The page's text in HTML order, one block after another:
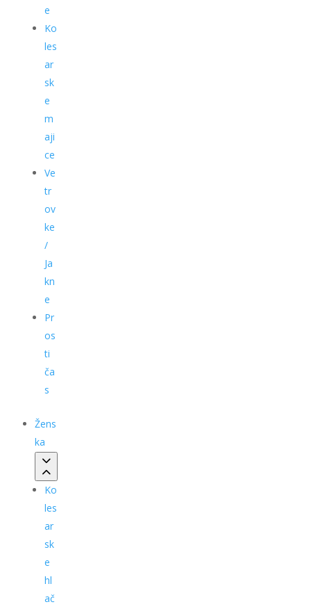
e
Ko
les
ar
sk
e
m
aji
ce
Ve
tr
ov
ke
/
Ja
kn
e
Pr
os
ti
ča
s
Žens
ka
Ko
les
ar
sk
e
hl
ač